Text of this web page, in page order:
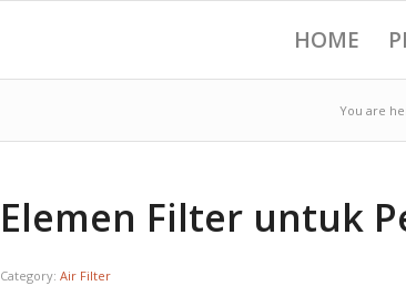
HOME
You are
Elemen Filter untuk
Category:Air Filter